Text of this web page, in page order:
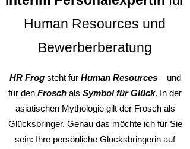
Human Resources und
Bewerberberatung
HR Frog steht für Human Resources – und
für den Frosch als Symbol für Glück. In der
asiatischen Mythologie gilt der Frosch als
Glücksbringer. Genau das möchte ich für Sie
sein: Ihre persönliche Glücksbringerin auf